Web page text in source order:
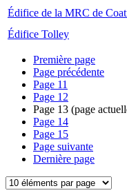
Édifice de la MRC de
Édifice Tolley
Première page
Page précédente
Page 11
Page 12
Page 13 (page
Page 14
Page 15
Page suivante
Dernière page